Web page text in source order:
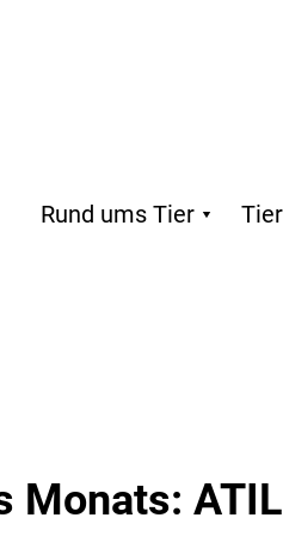
Rund ums Tier
Monats: